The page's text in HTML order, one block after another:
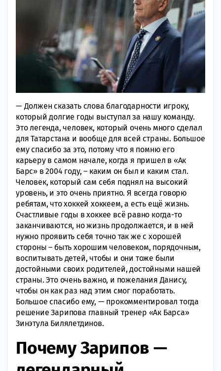
— Должен сказать слова благодарности игроку,
который долгие годы выступал за нашу команду.
Это легенда, человек, который очень много сделал
для Татарстана и вообще для всей страны. Большое
ему спасибо за это, потому что я помню его
карьеру в самом начале, когда я пришел в «Ак
Барс» в 2004 году, – каким он был и каким стал.
Человек, который сам себя поднял на высокий
уровень, и это очень приятно. Я всегда говорю
ребятам, что хоккей хоккеем, а есть ещё жизнь.
Счастливые годы в хоккее всё равно когда-то
заканчиваются, но жизнь продолжается, и в ней
нужно проявить себя точно так же с хорошей
стороны – быть хорошим человеком, порядочным,
воспитывать детей, чтобы и они тоже были
достойными своих родителей, достойными нашей
страны. Это очень важно, и пожелания Данису,
чтобы он как раз над этим смог поработать.
Большое спасибо ему, — прокомментировал тогда
решение Зарипова главный тренер «Ак Барса»
Зинэтула Билялетдинов.
Почему Зарипов —